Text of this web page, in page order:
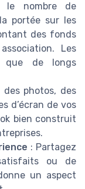
le nombre de
portée sur les
des fonds
Les
que de longs
photos, des
d’écran de vos
bien construit
: Partagez
ou de
un aspect